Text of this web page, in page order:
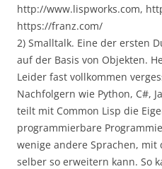
http://www.lispworks.com,
https://franz.com/
2) Smalltalk. Eine der ersten
auf der Basis von Objekten.
Leider fast vollkommen
Nachfolgern wie Python, C#,
teilt mit Common Lisp die
programmierbare
wenige andere Sprachen, mit
selber so erweitern kann. So